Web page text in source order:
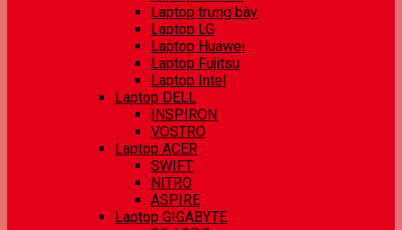
Laptop trưng bày
Laptop LG
Laptop Huawei
Laptop Fujitsu
Laptop Intel
Laptop DELL
INSPIRON
VOSTRO
Laptop ACER
SWIFT
NITRO
ASPIRE
Laptop GIGABYTE